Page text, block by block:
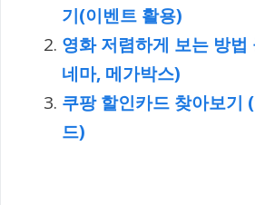
기(이벤트 활용)
영화 저렴하게 보는 방법
네마, 메가박스)
쿠팡 할인카드 찾아보
드)